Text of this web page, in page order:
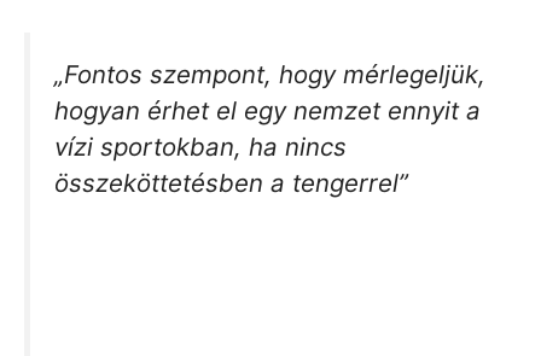
„Fontos szempont, hogy mérlegeljük,
hogyan érhet el egy nemzet ennyit a
vízi sportokban, ha nincs
összeköttetésben a tengerrel”